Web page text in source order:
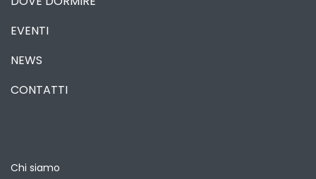
EVENTI
NEWS
CONTATTI
Chi siamo